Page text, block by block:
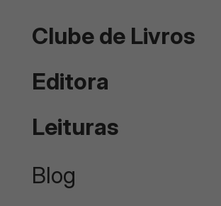
Clube de Livros
Editora
Leituras
Blog